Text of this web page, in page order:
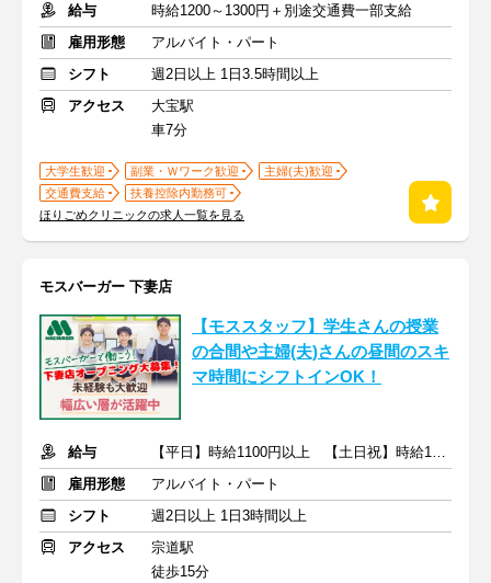
給与
時給1200～1300円＋別途交通費一部支給
雇用形態
アルバイト・パート
シフト
週2日以上 1日3.5時間以上
アクセス
大宝駅
車7分
大学生歓迎 副業・Ｗワーク歓迎
主婦(夫)歓迎
交通費支給
扶養控除内勤務可
ほりごめクリニックの求人一覧を見る
モスバーガー 下妻店
【モススタッフ】学生さんの授業
の合間や主婦(夫)さんの昼間のスキ
マ時間にシフトインOK！
給与
【平日】時給1100円以上 【土日祝】時給1150円以上
雇用形態
アルバイト・パート
シフト
週2日以上 1日3時間以上
アクセス
宗道駅
徒歩15分